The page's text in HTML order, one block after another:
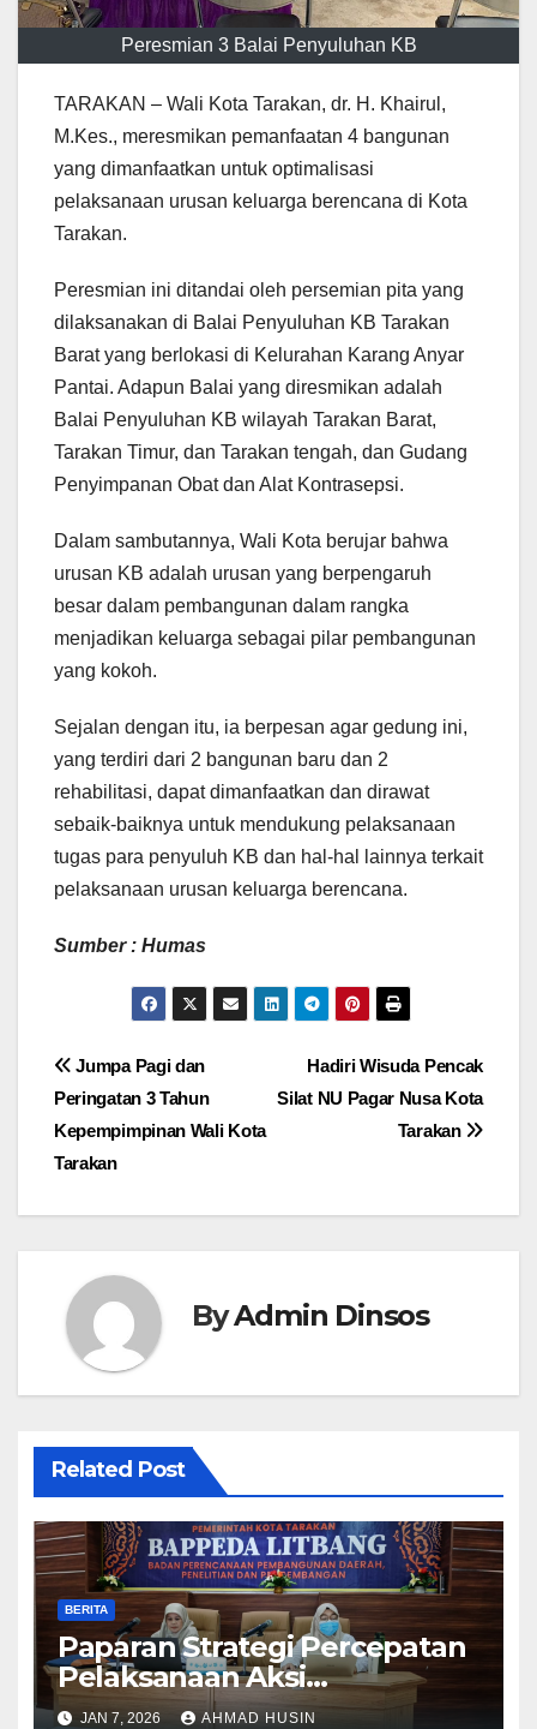
Peresmian 3 Balai Penyuluhan KB
TARAKAN – Wali Kota Tarakan, dr. H. Khairul,
M.Kes., meresmikan pemanfaatan 4 bangunan
yang dimanfaatkan untuk optimalisasi
pelaksanaan urusan keluarga berencana di Kota
Tarakan.
Peresmian ini ditandai oleh persemian pita yang
dilaksanakan di Balai Penyuluhan KB Tarakan
Barat yang berlokasi di Kelurahan Karang Anyar
Pantai. Adapun Balai yang diresmikan adalah
Balai Penyuluhan KB wilayah Tarakan Barat,
Tarakan Timur, dan Tarakan tengah, dan Gudang
Penyimpanan Obat dan Alat Kontrasepsi.
Dalam sambutannya, Wali Kota berujar bahwa
urusan KB adalah urusan yang berpengaruh
besar dalam pembangunan dalam rangka
menjadikan keluarga sebagai pilar pembangunan
yang kokoh.
Sejalan dengan itu, ia berpesan agar gedung ini,
yang terdiri dari 2 bangunan baru dan 2
rehabilitasi, dapat dimanfaatkan dan dirawat
sebaik-baiknya untuk mendukung pelaksanaan
tugas para penyuluh KB dan hal-hal lainnya terkait
pelaksanaan urusan keluarga berencana.
Sumber : Humas
Navigasi
pos
Hadiri Wisuda Pencak
Silat NU Pagar Nusa Kota
Tarakan
Jumpa Pagi dan
Peringatan 3 Tahun
Kepempimpinan Wali Kota
Tarakan
ByAdmin Dinsos
Related Post
BERITA
Paparan Strategi Percepatan
Pelaksanaan Aksi
Konvergensi Penurunan
JAN 7, 2026 AHMAD HUSIN